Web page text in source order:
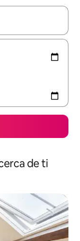
navega con las
de ti